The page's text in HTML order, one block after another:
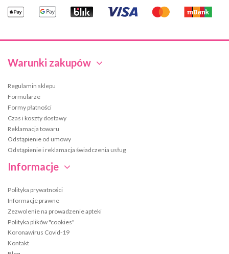
Warunki zakupów
Regulamin sklepu
Formularze
Formy płatności
Czas i koszty dostawy
Reklamacja towaru
Odstąpienie od umowy
Odstąpienie i reklamacja świadczenia usług
Informacje
Polityka prywatności
Informacje prawne
Zezwolenie na prowadzenie apteki
Polityka plików "cookies"
Koronawirus Covid-19
Kontakt